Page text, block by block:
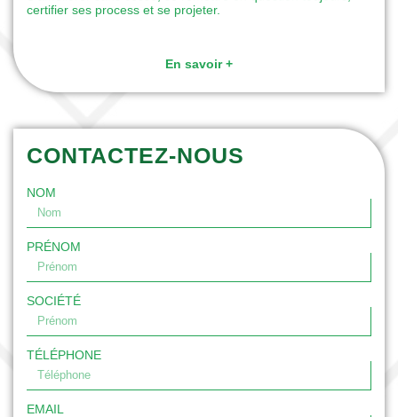
certifier ses process et se projeter.
En savoir +
CONTACTEZ-NOUS
NOM
PRÉNOM
SOCIÉTÉ
TÉLÉPHONE
EMAIL